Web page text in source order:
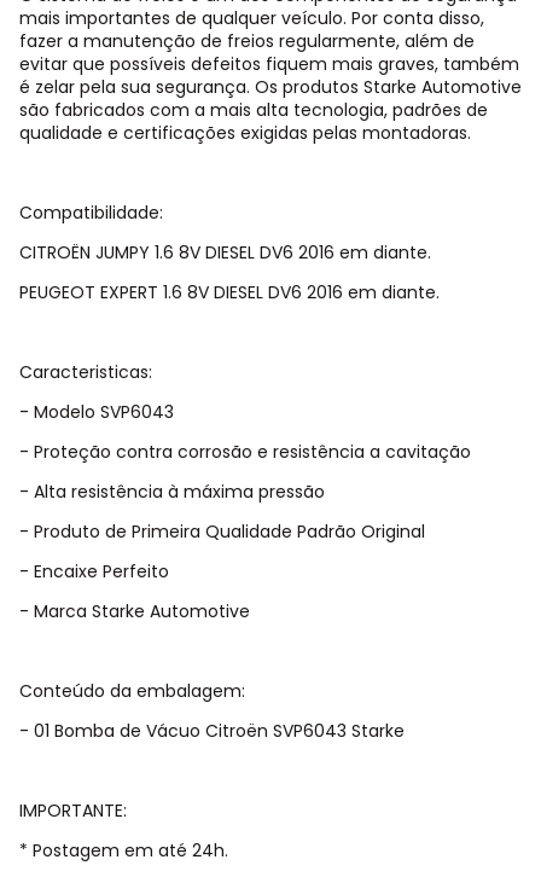
mais importantes de qualquer veículo. Por conta disso,
fazer a manutenção de freios regularmente, além de
evitar que possíveis defeitos fiquem mais graves, também
é zelar pela sua segurança. Os produtos Starke Automotive
são fabricados com a mais alta tecnologia, padrões de
qualidade e certificações exigidas pelas montadoras.
Compatibilidade:
CITROËN JUMPY 1.6 8V DIESEL DV6 2016 em diante.
PEUGEOT EXPERT 1.6 8V DIESEL DV6 2016 em diante.
Caracteristicas:
- Modelo SVP6043
- Proteção contra corrosão e resistência a cavitação
- Alta resistência à máxima pressão
- Produto de Primeira Qualidade Padrão Original
- Encaixe Perfeito
- Marca Starke Automotive
Conteúdo da embalagem:
- 01 Bomba de Vácuo Citroën SVP6043 Starke
IMPORTANTE:
* Postagem em até 24h.